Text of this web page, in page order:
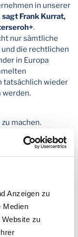
Anzeigen zu
Medien
zu
in unserer
sagt Frank Kurrat,
.
nur sämtliche
die rechtlichen
in Europa
tatsächlich wieder
werden.
machen.
weltweit hilft. So
Mit diesem Ziel
die Hilfe fließt und
Prinzip
ermöglichte
72